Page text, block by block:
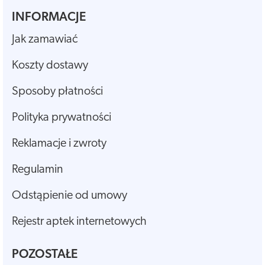
INFORMACJE
Jak zamawiać
Koszty dostawy
Sposoby płatności
Polityka prywatności
Reklamacje i zwroty
Regulamin
Odstąpienie od umowy
Rejestr aptek internetowych
POZOSTAŁE